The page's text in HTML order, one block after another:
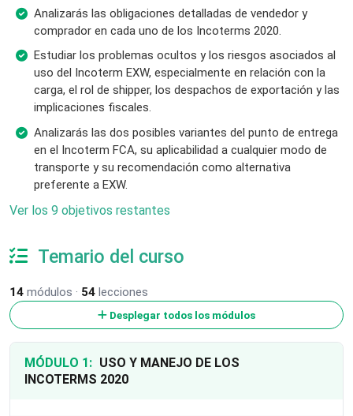
Analizarás las obligaciones detalladas de vendedor y
comprador en cada uno de los Incoterms 2020.
Estudiar los problemas ocultos y los riesgos asociados al
uso del Incoterm EXW, especialmente en relación con la
carga, el rol de shipper, los despachos de exportación y las
implicaciones fiscales.
Analizarás las dos posibles variantes del punto de entrega
en el Incoterm FCA, su aplicabilidad a cualquier modo de
transporte y su recomendación como alternativa
preferente a EXW.
Ver los 9 objetivos restantes
Temario del curso
14 módulos · 54 lecciones
Desplegar todos los módulos
MÓDULO 1:
INCOTERMS 2020